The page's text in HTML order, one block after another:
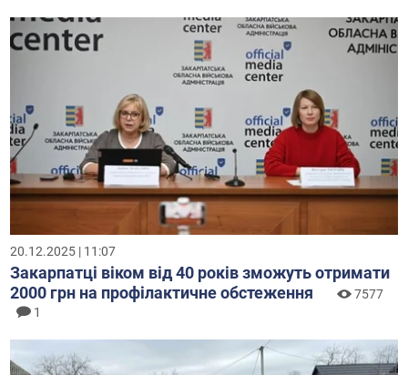
20.12.2025 | 11:07
Закарпатці віком від 40 років зможуть отримати
2000 грн на профілактичне обстеження
7577
1